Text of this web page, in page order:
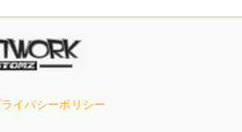
ライバシーポリシー